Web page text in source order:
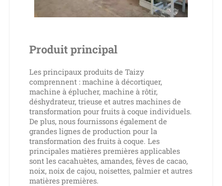
Produit principal
Les principaux produits de Taizy
comprennent : machine à décortiquer,
machine à éplucher, machine à rôtir,
déshydrateur, trieuse et autres machines de
transformation pour fruits à coque individuels.
De plus, nous fournissons également de
grandes lignes de production pour la
transformation des fruits à coque. Les
principales matières premières applicables
sont les cacahuètes, amandes, fèves de cacao,
noix, noix de cajou, noisettes, palmier et autres
matières premières.